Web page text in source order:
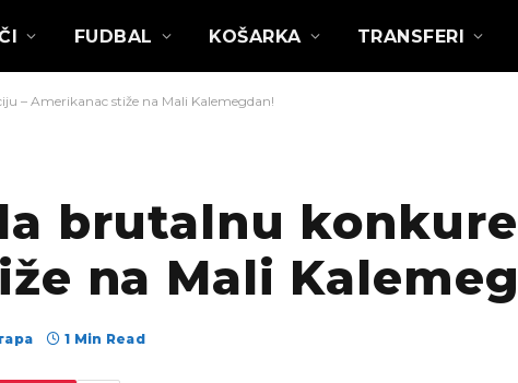
FUDBAL KOŠARKA TRANSFERI
– Amerikanac stiže na Mali Kalemegdan!
brutalnu
na Mali
1 Min Read